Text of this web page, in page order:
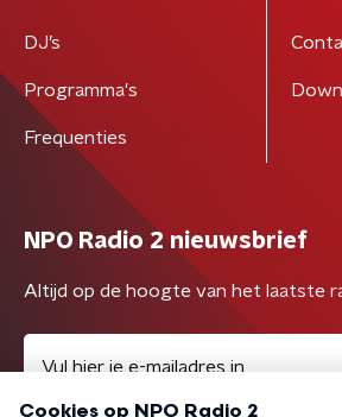
DJ’s
Programma's
Frequenties
NPO Radio 2 nieuwsbrief
Altijd op de hoogte van het laatste